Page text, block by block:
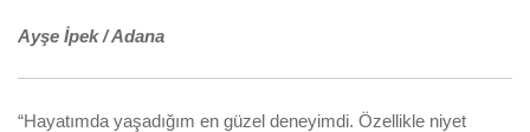
Ayşe İpek / Adana
“Hayatımda yaşadığım en güzel deneyimdi. Özellikle niyet